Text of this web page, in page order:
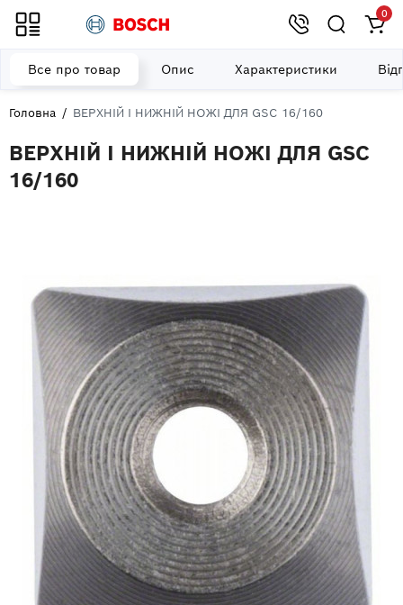
0
Головна ВЕРХНІЙ І НИЖНІЙ НОЖІ ДЛЯ GSC 16/160
ВЕРХНІЙ І НИЖНІЙ НОЖІ ДЛЯ GSC
16/160
Все про товар Опис Характеристики